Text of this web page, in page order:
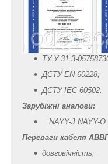
ТУ У 31.3-
ДСТУ EN 60228;
ДСТУ IEC 60502.
Зарубіжні аналоги:
NAYY-J NAYY-O
Переваги кабеля
довговічність;